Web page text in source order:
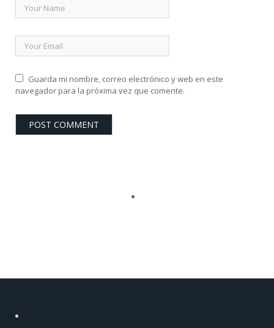
Guarda mi nombre, correo electrónico y web en este
navegador para la próxima vez que comente.